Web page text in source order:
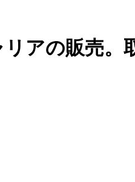
アの販売。